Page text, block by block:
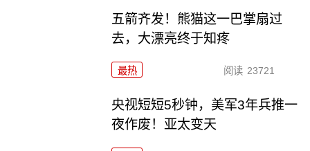
五箭齐发！熊猫这一巴掌扇过
去，大漂亮终于知疼
最热 阅读 23721
央视短短5秒钟，美军3年兵推一
夜作废！亚太变天